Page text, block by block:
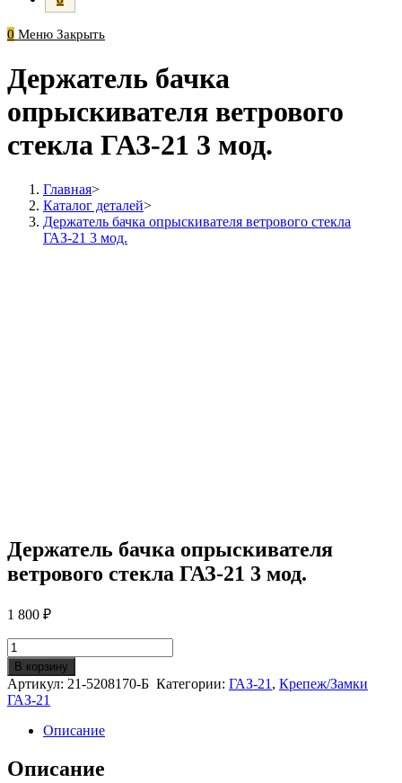
0 Меню Закрыть
Держатель бачка
опрыскивателя ветрового
стекла ГАЗ-21 3 мод.
Главная>
Каталог деталей>
Держатель бачка опрыскивателя ветрового стекла
ГАЗ-21 3 мод.
Держатель бачка опрыскивателя
ветрового стекла ГАЗ-21 3 мод.
1 800 ₽
Количество
Держатель
бачка
опрыскивателя
ветрового
стекла
ГАЗ-21
3
мод.
В корзину
Артикул: 21-5208170-Б Категории: ГАЗ-21 , Крепеж/Замки
ГАЗ-21
Описание
Описание